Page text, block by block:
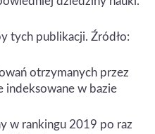
tych publikacji. Źródło:
otrzymanych przez
indeksowane w bazie
w rankingu 2019 po raz